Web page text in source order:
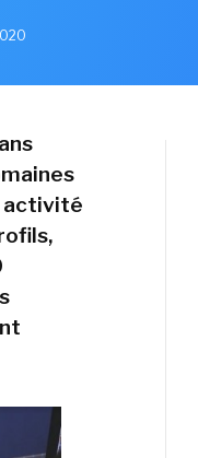
activité